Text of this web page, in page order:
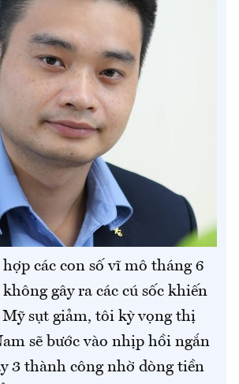
các con số vĩ mô tháng 6
gây ra các cú sốc khiến
sụt giảm, tôi kỳ vọng thị
sẽ bước vào nhịp hồi ngắn
3 thành công nhờ dòng tiền